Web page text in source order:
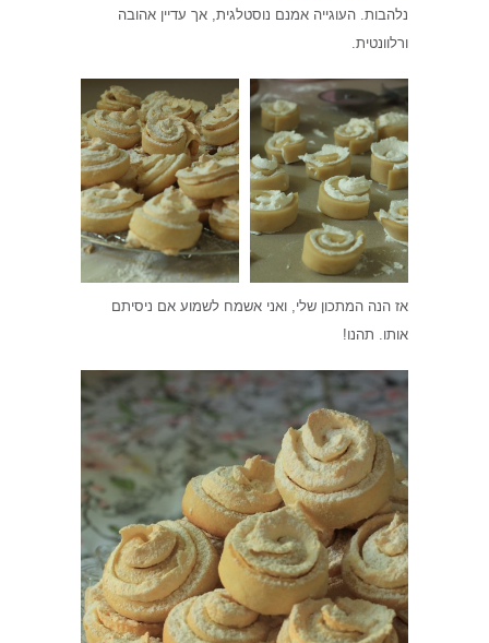
נלהבות. העוגייה אמנם נוסטלגית, אך עדיין אהובה
ורלוונטית.
אז הנה המתכון שלי, ואני אשמח לשמוע אם ניסיתם
אותו. תהנו!